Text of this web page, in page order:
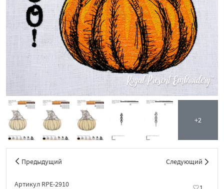
+2
Предыдущий Следующий
Артикул RPE-2910